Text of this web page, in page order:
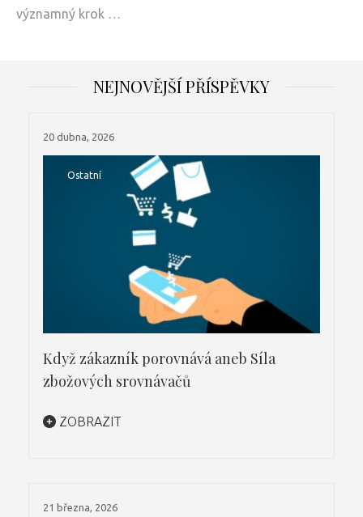
významný krok …
NEJNOVĚJŠÍ PŘÍSPĚVKY
20 dubna, 2026
Ostatní
Když zákazník porovnává aneb Síla
zbožových srovnávačů
ZOBRAZIT
21 března, 2026